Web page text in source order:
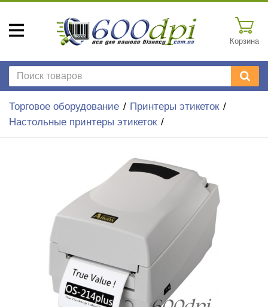
Корзина
Торговое оборудование
Принтеры этикеток
Настольные принтеры этикеток